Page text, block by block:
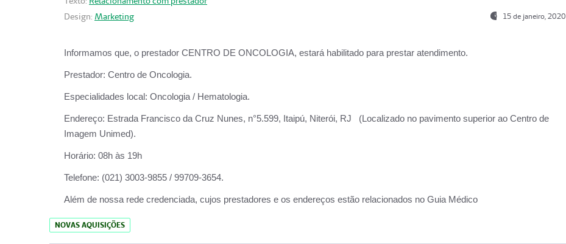
Design: Marketing 15 de janeiro, 2020
Informamos que, o prestador CENTRO DE ONCOLOGIA, estará habilitado para prestar atendimento.
Prestador: Centro de Oncologia.
Especialidades local: Oncologia / Hematologia.
Endereço: Estrada Francisco da Cruz Nunes, n°5.599, Itaipú, Niterói, RJ (Localizado no pavimento superior ao Centro de
Imagem Unimed).
Horário: 08h às 19h
Telefone: (021) 3003-9855 / 99709-3654.
Além de nossa rede credenciada, cujos prestadores e os endereços estão relacionados no Guia Médico
NOVAS AQUISIÇÕES